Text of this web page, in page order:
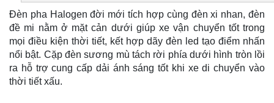
Đèn pha Halogen đời mới tích hợp cùng đèn xi nhan, đèn
đề mi nằm ở mặt cản dưới giúp xe vận chuyển tốt trong
mọi điều kiện thời tiết, kết hợp dãy đèn led tạo điểm nhấn
nổi bật. Cặp đèn sương mù tách rời phía dưới hình tròn lồi
ra hỗ trợ cung cấp dải ánh sáng tốt khi xe di chuyển vào
thời tiết xấu.